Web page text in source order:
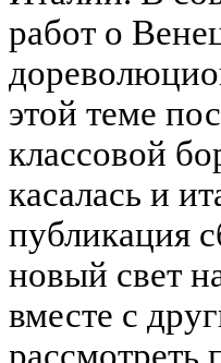
работ о
этой теме
классовой
касалась и
публикация
новый свет
вместе с